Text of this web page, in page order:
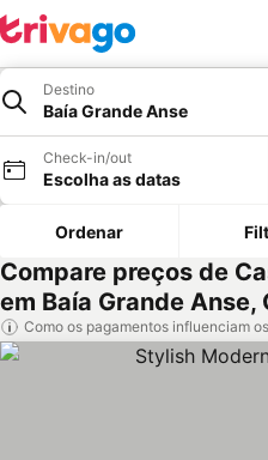
Destino
Baía Grande Anse
Check-in/out
Escolha as datas
Ordenar
Compare preços de
em Baía Grande Anse,
Como os pagamentos influenciam